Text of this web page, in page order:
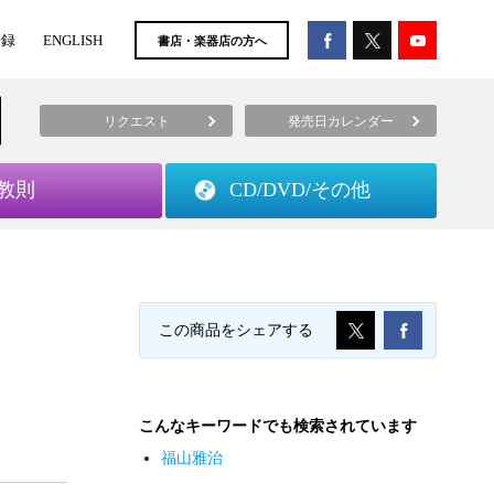
ENGLISH 書店・楽器店の方へ
リクエスト 発売日カレンダー
則 CD/DVD/その他
この商品をシェアする
こんなキーワードでも検索されています
福山雅治